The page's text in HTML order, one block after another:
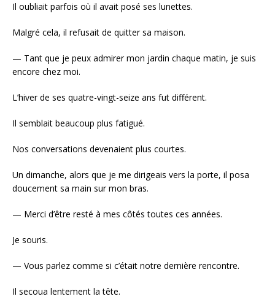
Il oubliait parfois où il avait posé ses lunettes.
Malgré cela, il refusait de quitter sa maison.
— Tant que je peux admirer mon jardin chaque matin, je suis
encore chez moi.
L’hiver de ses quatre-vingt-seize ans fut différent.
Il semblait beaucoup plus fatigué.
Nos conversations devenaient plus courtes.
Un dimanche, alors que je me dirigeais vers la porte, il posa
doucement sa main sur mon bras.
— Merci d’être resté à mes côtés toutes ces années.
Je souris.
— Vous parlez comme si c’était notre dernière rencontre.
Il secoua lentement la tête.